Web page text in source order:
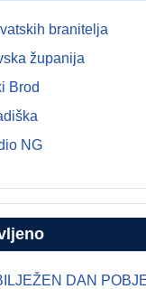
branitelja
županija
Brod
NG
DAN